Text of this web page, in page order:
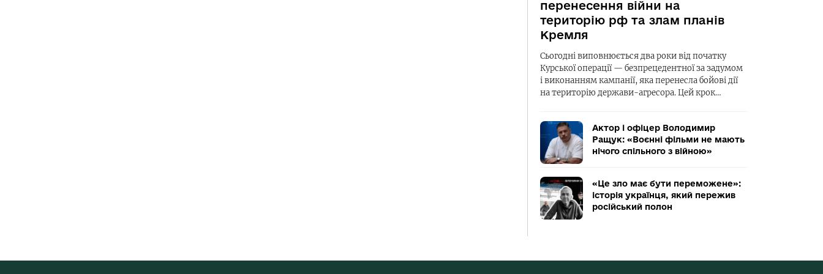
перенесення війни на
територію рф та злам планів
Кремля
Сьогодні виповнюється два роки від початку
Курської операції — безпрецедентної за задумом
і виконанням кампанії, яка перенесла бойові дії
на територію держави-агресора. Цей крок…
Актор і офіцер Володимир
Ращук: «Воєнні фільми не мають
нічого спільного з війною»
«Це зло має бути переможене»:
історія українця, який пережив
російський полон